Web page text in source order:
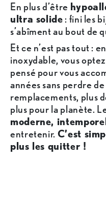
En plus d’être
ultra solide : fini les
s’abîment au bout de
Et ce n’est pas tout :
inoxydable, vous
pensé pour vous
années sans perdre
remplacements, plus
plus pour la planète.
moderne,
entretenir. C’est
plus les quitter !